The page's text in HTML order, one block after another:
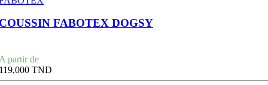
FABOTEX DOGSY
partir de
TND